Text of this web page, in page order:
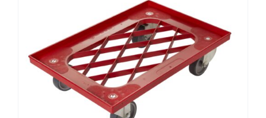
Food Service y Vending
91 629 17 10